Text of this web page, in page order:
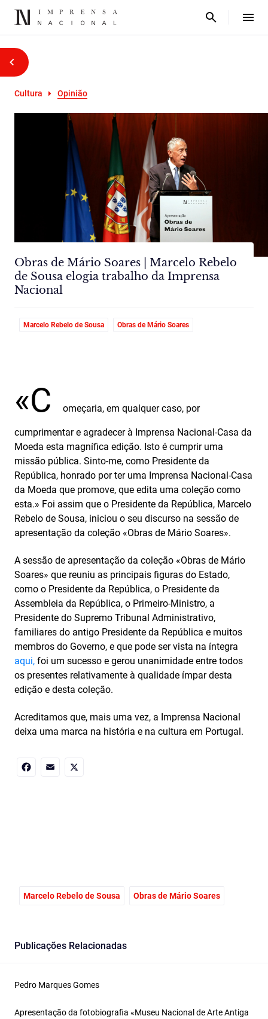
Cultura Opinião
Obras de Mário Soares | Marcelo Rebelo
de Sousa elogia trabalho da Imprensa
Nacional
Marcelo Rebelo de Sousa Obras de Mário Soares
«C omeçaria, em qualquer caso, por
cumprimentar e agradecer à Imprensa Nacional-Casa da
Moeda esta magnífica edição. Isto é cumprir uma
missão pública. Sinto-me, como Presidente da
República, honrado por ter uma Imprensa Nacional-Casa
da Moeda que promove, que edita uma coleção como
esta.» Foi assim que o Presidente da República, Marcelo
Rebelo de Sousa, iniciou o seu discurso na sessão de
apresentação da coleção «Obras de Mário Soares».
A sessão de apresentação da coleção «Obras de Mário
Soares» que reuniu as principais figuras do Estado,
como o Presidente da República, o Presidente da
Assembleia da República, o Primeiro-Ministro, a
Presidente do Supremo Tribunal Administrativo,
familiares do antigo Presidente da República e muitos
membros do Governo, e que pode ser vista na íntegra
aqui, foi um sucesso e gerou unanimidade entre todos
os presentes relativamente à qualidade ímpar desta
edição e desta coleção.
Acreditamos que, mais uma vez, a Imprensa Nacional
deixa uma marca na história e na cultura em Portugal.
Marcelo Rebelo de Sousa Obras de Mário Soares
Publicações Relacionadas
Pedro Marques Gomes
Apresentação da fotobiografia «Museu Nacional de Arte Antiga